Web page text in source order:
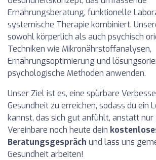
Ernährungsberatung, funktionelle
systemische Therapie kombiniert.
sowohl körperlich als auch psychisch
Techniken wie Mikronährstoffanalysen,
Ernährungsoptimierung und
psychologische Methoden anwenden.
Unser Ziel ist es, eine spürbare
Gesundheit zu erreichen, sodass du ein
kannst, das sich gut anfühlt, anstatt nur
Vereinbare noch heute dein
Beratungsgespräch und lass uns
Gesundheit arbeiten!